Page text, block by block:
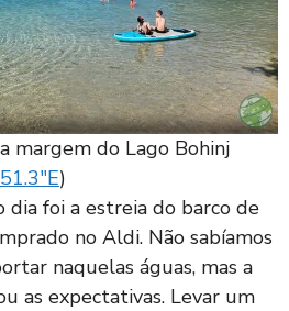
margem do Lago Bohinj
)
foi a estreia do barco de
no Aldi. Não sabíamos
naquelas águas, mas a
as expectativas. Levar um